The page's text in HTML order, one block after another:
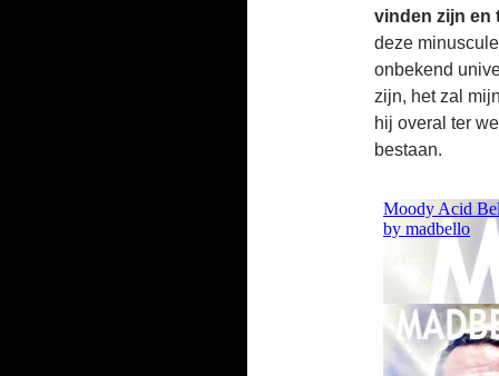
vinden zijn en
deze
onbekend
zijn, het zal
hij overal ter
bestaan.